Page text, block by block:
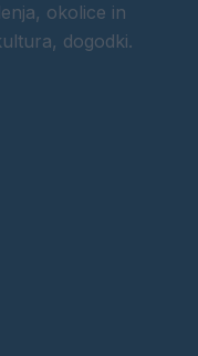
okolice in
dogodki.